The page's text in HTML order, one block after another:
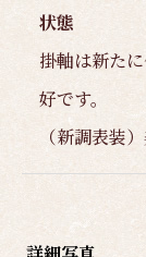
状態
掛軸は新た
好です。
（新調表装